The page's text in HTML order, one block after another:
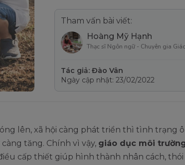
Tham vấn bài viết:
Hoàng Mỹ Hạnh
Thạc sĩ Ngôn ngữ - Chuyên gia
Tác giả: Đào Vân
Ngày cập nhật: 23/02/2022
lên, xã hội càng phát triển thì tình trạng ô
tăng. Chính vì vậy, giáo dục môi
cấp thiết giúp hình thành nhân cách, thói